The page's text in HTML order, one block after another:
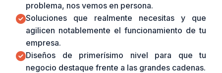
problema, nos vemos en persona.
Soluciones que realmente necesitas y que
agilicen notablemente el funcionamiento de tu
empresa.
Diseños de primerísimo nivel para que tu
negocio destaque frente a las grandes cadenas.